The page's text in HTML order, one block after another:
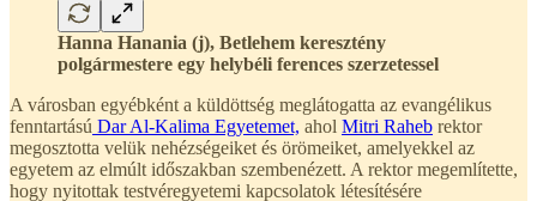
Hanna Hanania (j), Betlehem keresztény
polgármestere egy helybéli ferences szerzetessel
A városban egyébként a küldöttség meglátogatta az evangélikus
fenntartású Dar Al-Kalima Egyetemet, ahol Mitri Raheb rektor
megosztotta velük nehézségeiket és örömeiket, amelyekkel az
egyetem az elmúlt időszakban szembenézett. A rektor megemlítette,
hogy nyitottak testvéregyetemi kapcsolatok létesítésére